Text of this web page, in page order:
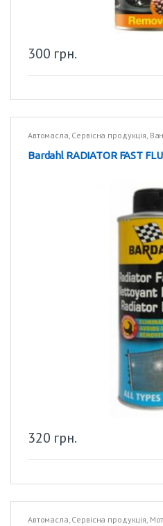
300 грн.
Автомасла, Сервісна продукція,
Bardahl RADIATOR FAST
320 грн.
Автомасла, Сервісна продукція,